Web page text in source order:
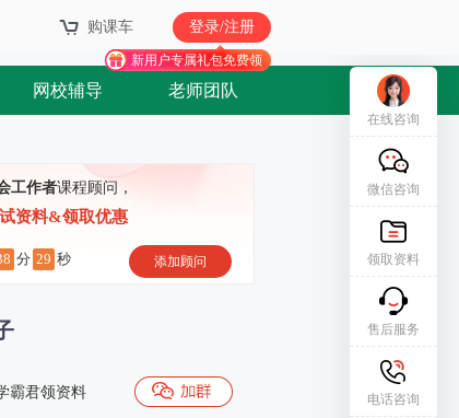
购课车 登录/注册
新用户专属礼包免费领
网校辅导 老师团队
工作者课程顾问，
资料&领取优惠
分 28 秒 添加顾问
霸君领资料
在线咨询
微信咨询
领取资料
售后服务
电话咨询